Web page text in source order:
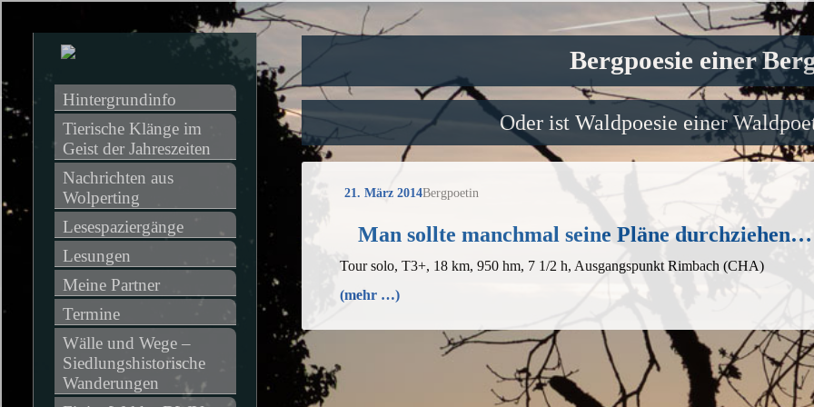
Bergpoesie einer
Oder ist Waldpoesie einer
21. März 2014Bergpoetin
Man sollte manchmal seine Pläne durchziehen…
Tour solo, T3+, 18 km, 950 hm, 7 1/2 h, Ausgangspunkt Rimbach (CHA)
(mehr …)
Hintergrundinfo
Tierische Klänge im
Geist der Jahreszeiten
Nachrichten aus
Wolperting
Lesespaziergänge
Lesungen
Meine Partner
Termine
Wälle und Wege –
Siedlungshistorische
Wanderungen